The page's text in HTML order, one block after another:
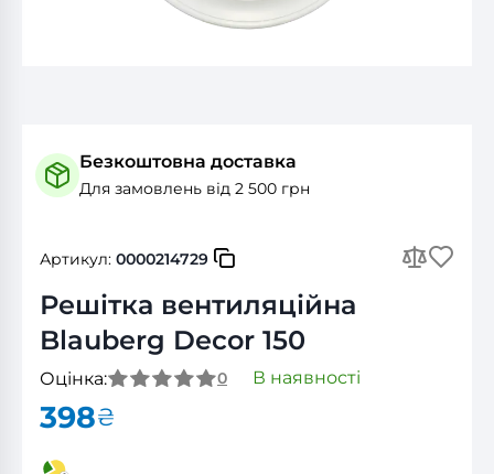
Безкоштовна доставка
Для замовлень від 2 500 грн
Артикул: 0000214729
Решітка вентиляційна
Blauberg Decor 150
Оцінка: 0 В наявності
398₴